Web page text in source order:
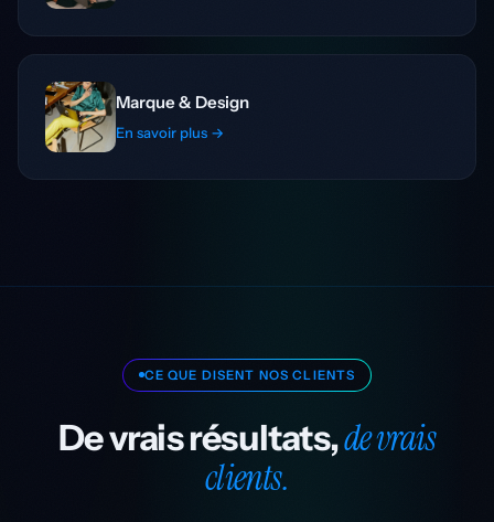
Marque & Design
En savoir plus →
CE QUE DISENT NOS CLIENTS
De vrais résultats,de vrais
clients.